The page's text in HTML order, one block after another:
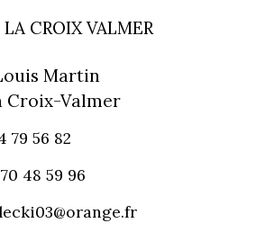
CROIX VALMER
Martin
Croix-Valmer
79 56 82
48 59 96